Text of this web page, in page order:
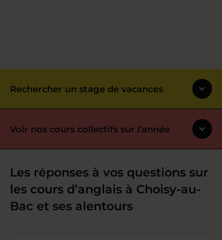
Rechercher un stage de vacances
Voir nos cours collectifs sur l’année
Les réponses à vos questions sur
les cours d’anglais à Choisy-au-
Bac et ses alentours